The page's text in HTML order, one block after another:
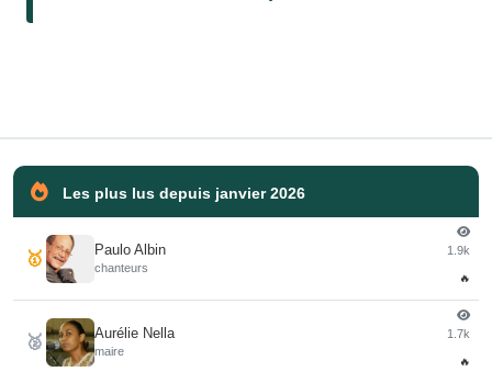
Les plus lus depuis janvier 2026
🥇 Paulo Albin
chanteurs
1.9k
🔥
🥈 Aurélie Nella
maire
1.7k
🔥